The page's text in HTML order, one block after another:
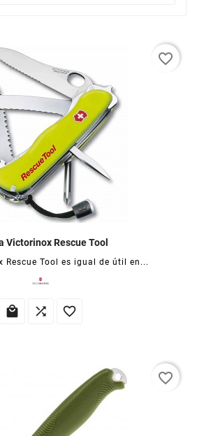
Victorinox Rescue Tool
Rescue Tool es igual de útil en...
  
favorite_border
favorite_border